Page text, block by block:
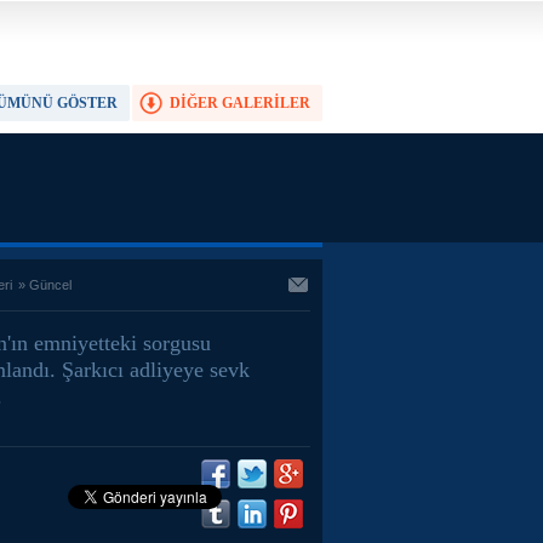
DİĞER GALERİLER
GÖSTER
» Güncel
emniyetteki sorgusu
Şarkıcı adliyeye sevk